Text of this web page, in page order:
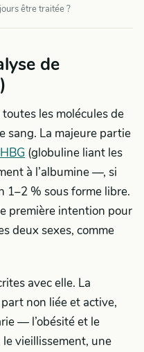
être traitée ?
de
les molécules de
sang. La majeure partie
(globuline liant les
à l’albumine —, si
1–2 % sous forme libre.
première intention pour
deux sexes, comme
avec elle. La
part non liée et active,
— l’obésité et le
vieillissement, une